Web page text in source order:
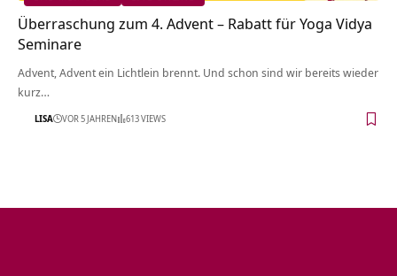
Überraschung zum 4. Advent – Rabatt für Yoga Vidya
Seminare
Advent, Advent ein Lichtlein brennt. Und schon sind wir bereits wieder
kurz…
LISA VOR 5 JAHREN 613 VIEWS